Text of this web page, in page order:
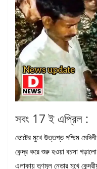
সবং 17 ই এপ্রিল :
ভোটের মুখে উত্তপ্ত পশ্চিম
কেন্দ্র করে শুরু হওয়া বচসা
এলাকায় তৃণমূল নেতার মুখে